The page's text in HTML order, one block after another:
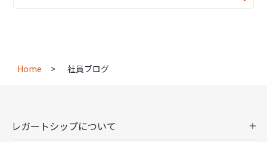
Home 社員ブログ
レガートシップについて